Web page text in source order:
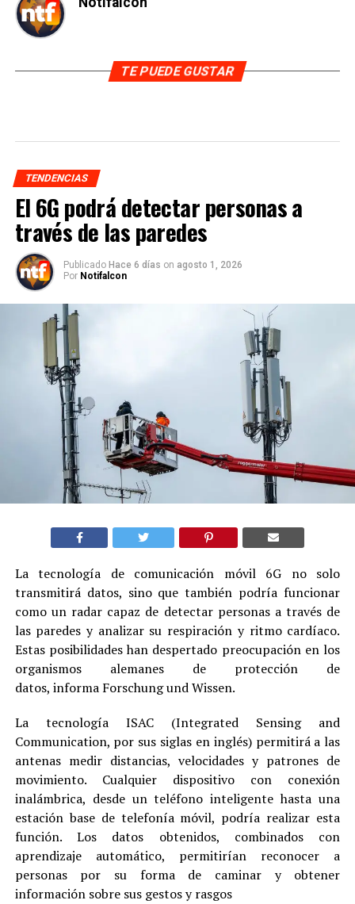
TE PUEDE GUSTAR
TENDENCIAS
El 6G podrá detectar personas a
través de las paredes
Publicado Hace 6 días on agosto 1, 2026
Por Notifalcon
La tecnología de comunicación móvil 6G no solo
transmitirá datos, sino que también podría funcionar
como un radar capaz de detectar personas a través de
las paredes y analizar su respiración y ritmo cardíaco.
Estas posibilidades han despertado preocupación en los
organismos alemanes de protección de
datos, informa Forschung und Wissen.
La tecnología ISAC (Integrated Sensing and
Communication, por sus siglas en inglés) permitirá a las
antenas medir distancias, velocidades y patrones de
movimiento. Cualquier dispositivo con conexión
inalámbrica, desde un teléfono inteligente hasta una
estación base de telefonía móvil, podría realizar esta
función. Los datos obtenidos, combinados con
aprendizaje automático, permitirían reconocer a
personas por su forma de caminar y obtener
información sobre sus gestos y rasgos